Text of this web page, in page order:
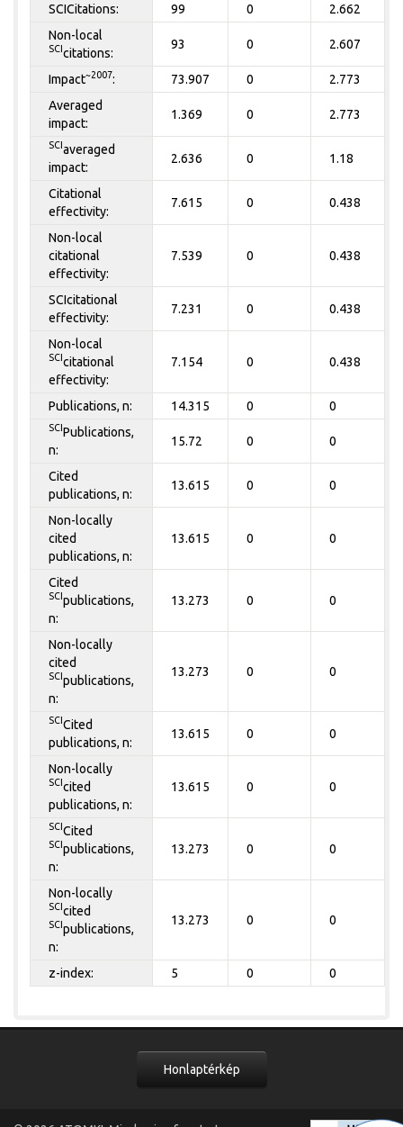
SCICitations: 99 0 2.662
Non-local
SCI citations:
93 0 2.607
Impact~2007: 73.907 0 2.773
Averaged
impact:
1.369 0 2.773
SCI averaged
impact:
2.636 0 1.18
Citational
effectivity:
7.615 0 0.438
Non-local
citational
effectivity:
7.539 0 0.438
SCIcitational
effectivity:
7.231 0 0.438
Non-local
SCI citational
effectivity:
7.154 0 0.438
Publications, n: 14.315 0 0
SCI Publications,
n:
15.72 0 0
Cited
publications, n:
13.615 0 0
Non-locally
cited
publications, n:
13.615 0 0
Cited
SCI publications,
n:
13.273 0 0
Non-locally
cited
SCI publications,
n:
13.273 0 0
SCI Cited
publications, n:
13.615 0 0
Non-locally
SCI cited
publications, n:
13.615 0 0
SCI Cited
SCI publications,
n:
13.273 0 0
Non-locally
SCI cited
SCI publications,
n:
13.273 0 0
z-index: 5 0 0
Honlaptérkép